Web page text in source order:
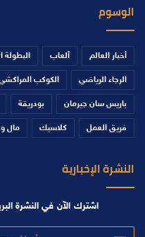
الوسوم
أخبار العالم ألعاب البطولة
الرجاء الرياضي الكوكب
باريس سان جيرمان بودريقة
فريق العمل كلاسيك مال
النشرة الإخبارية
اشترك الآن في النشرة